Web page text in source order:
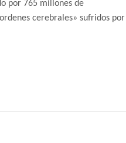
por 765 millones de
cerebrales» sufridos por